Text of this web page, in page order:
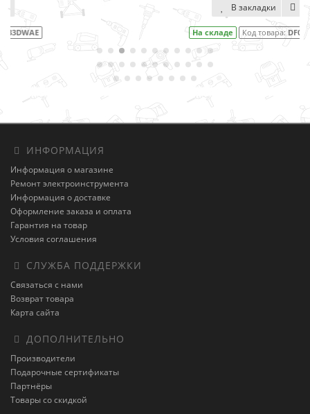
В закладки
На складе Код товара:DF001DW
ИНФОРМАЦИЯ
Информация о магазине
Ремонт электроинструмента
Информация о доставке
Оформление заказа и оплата
Гарантия на товар
Условия соглашения
СЛУЖБА ПОДДЕРЖКИ
Связаться с нами
Возврат товара
Карта сайта
ДОПОЛНИТЕЛЬНО
Производители
Подарочные сертификаты
Партнёры
Товары со скидкой